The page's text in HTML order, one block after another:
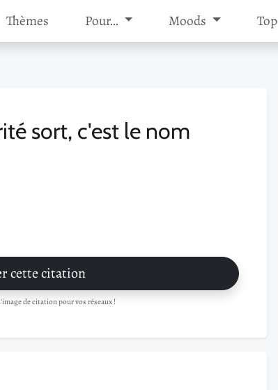
Thèmes Pour… Moods Top
sort, c'est le nom
cette citation
de citation pour vos réseaux !